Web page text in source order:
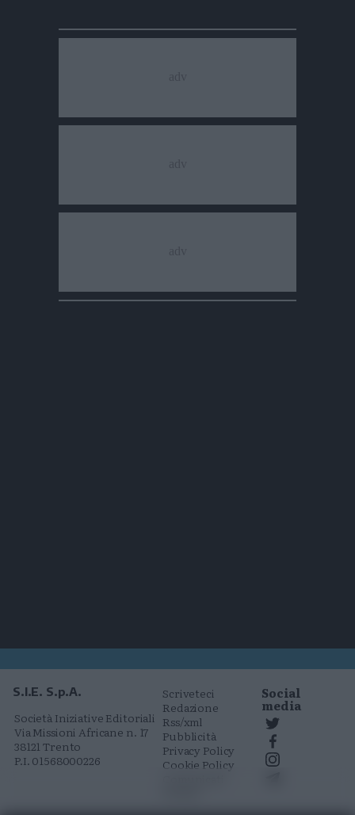
S.I.E. S.p.A.
Società Iniziative Editoriali
Via Missioni Africane n. 17
38121 Trento
P.I. 01568000226
Scriveteci
Redazione
Rss/xml
Pubblicità
Privacy Policy
Cookie Policy
Social
media